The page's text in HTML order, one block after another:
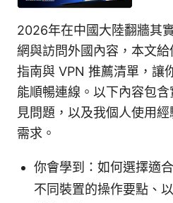
2026年在中國大陸翻牆其
網與訪問外國內容，本文
指南與 VPN 推薦清單，讓
能順暢連線。以下內容包
見問題，以及我個人使用
需求。
你會學到：如何選擇適
不同裝置的操作要點、